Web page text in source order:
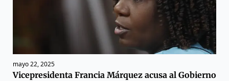
mayo 22, 2025
Vicepresidenta Francia Márquez acusa al Gobierno